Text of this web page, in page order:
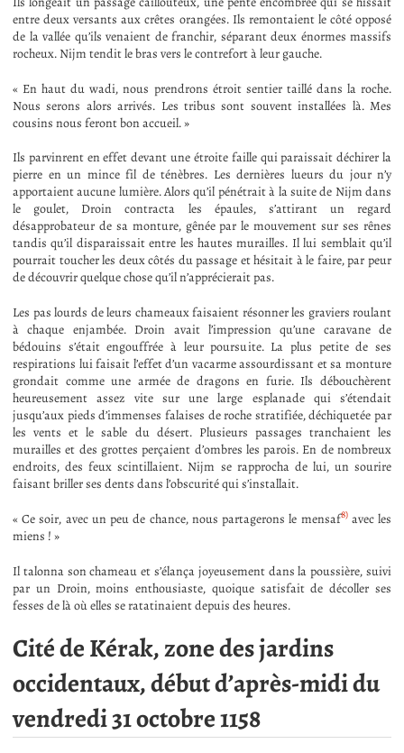
entre deux versants aux crêtes orangées. Ils remontaient le côté opposé
de la vallée qu’ils venaient de franchir, séparant deux énormes massifs
rocheux. Nijm tendit le bras vers le contrefort à leur gauche.
« En haut du wadi, nous prendrons étroit sentier taillé dans la roche.
Nous serons alors arrivés. Les tribus sont souvent installées là. Mes
cousins nous feront bon accueil. »
Ils parvinrent en effet devant une étroite faille qui paraissait déchirer la
pierre en un mince fil de ténèbres. Les dernières lueurs du jour n’y
apportaient aucune lumière. Alors qu’il pénétrait à la suite de Nijm dans
le goulet, Droin contracta les épaules, s’attirant un regard
désapprobateur de sa monture, gênée par le mouvement sur ses rênes
tandis qu’il disparaissait entre les hautes murailles. Il lui semblait qu’il
pourrait toucher les deux côtés du passage et hésitait à le faire, par peur
de découvrir quelque chose qu’il n’apprécierait pas.
Les pas lourds de leurs chameaux faisaient résonner les graviers roulant
à chaque enjambée. Droin avait l’impression qu’une caravane de
bédouins s’était engouffrée à leur poursuite. La plus petite de ses
respirations lui faisait l’effet d’un vacarme assourdissant et sa monture
grondait comme une armée de dragons en furie. Ils débouchèrent
heureusement assez vite sur une large esplanade qui s’étendait
jusqu’aux pieds d’immenses falaises de roche stratifiée, déchiquetée par
les vents et le sable du désert. Plusieurs passages tranchaient les
murailles et des grottes perçaient d’ombres les parois. En de nombreux
endroits, des feux scintillaient. Nijm se rapprocha de lui, un sourire
faisant briller ses dents dans l’obscurité qui s’installait.
« Ce soir, avec un peu de chance, nous partagerons le mensaf8)avec les
miens ! »
Il talonna son chameau et s’élança joyeusement dans la poussière, suivi
par un Droin, moins enthousiaste, quoique satisfait de décoller ses
fesses de là où elles se ratatinaient depuis des heures.
Cité de Kérak, zone des jardins
occidentaux, début d’après-midi du
vendredi 31 octobre 1158